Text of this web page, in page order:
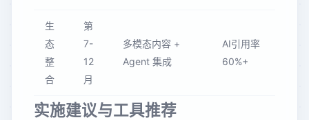
生
态
整
合
第
7-
12
月
多模态内容 +
Agent 集成
AI引用率
60%+
实施建议与工具推荐